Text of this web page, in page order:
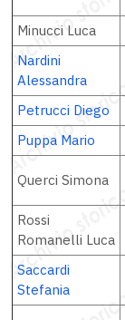
Minucci Luca
Nardini
Alessandra
Petrucci Diego
Puppa Mario
Querci Simona
Rossi
Romanelli Luca
Saccardi
Stefania